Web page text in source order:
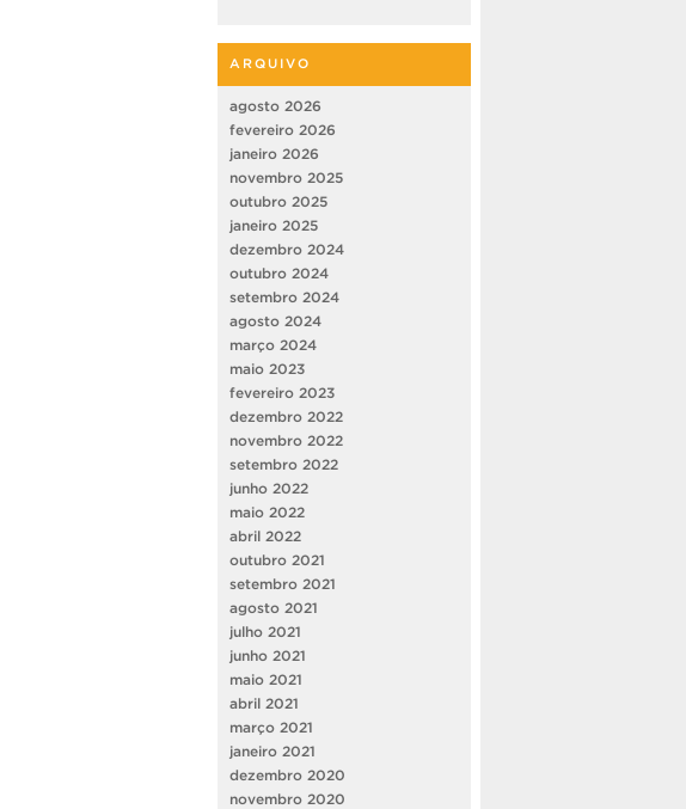
ARQUIVO
agosto 2026
fevereiro 2026
janeiro 2026
novembro 2025
outubro 2025
janeiro 2025
dezembro 2024
outubro 2024
setembro 2024
agosto 2024
março 2024
maio 2023
fevereiro 2023
dezembro 2022
novembro 2022
setembro 2022
junho 2022
maio 2022
abril 2022
outubro 2021
setembro 2021
agosto 2021
julho 2021
junho 2021
maio 2021
abril 2021
março 2021
janeiro 2021
dezembro 2020
novembro 2020